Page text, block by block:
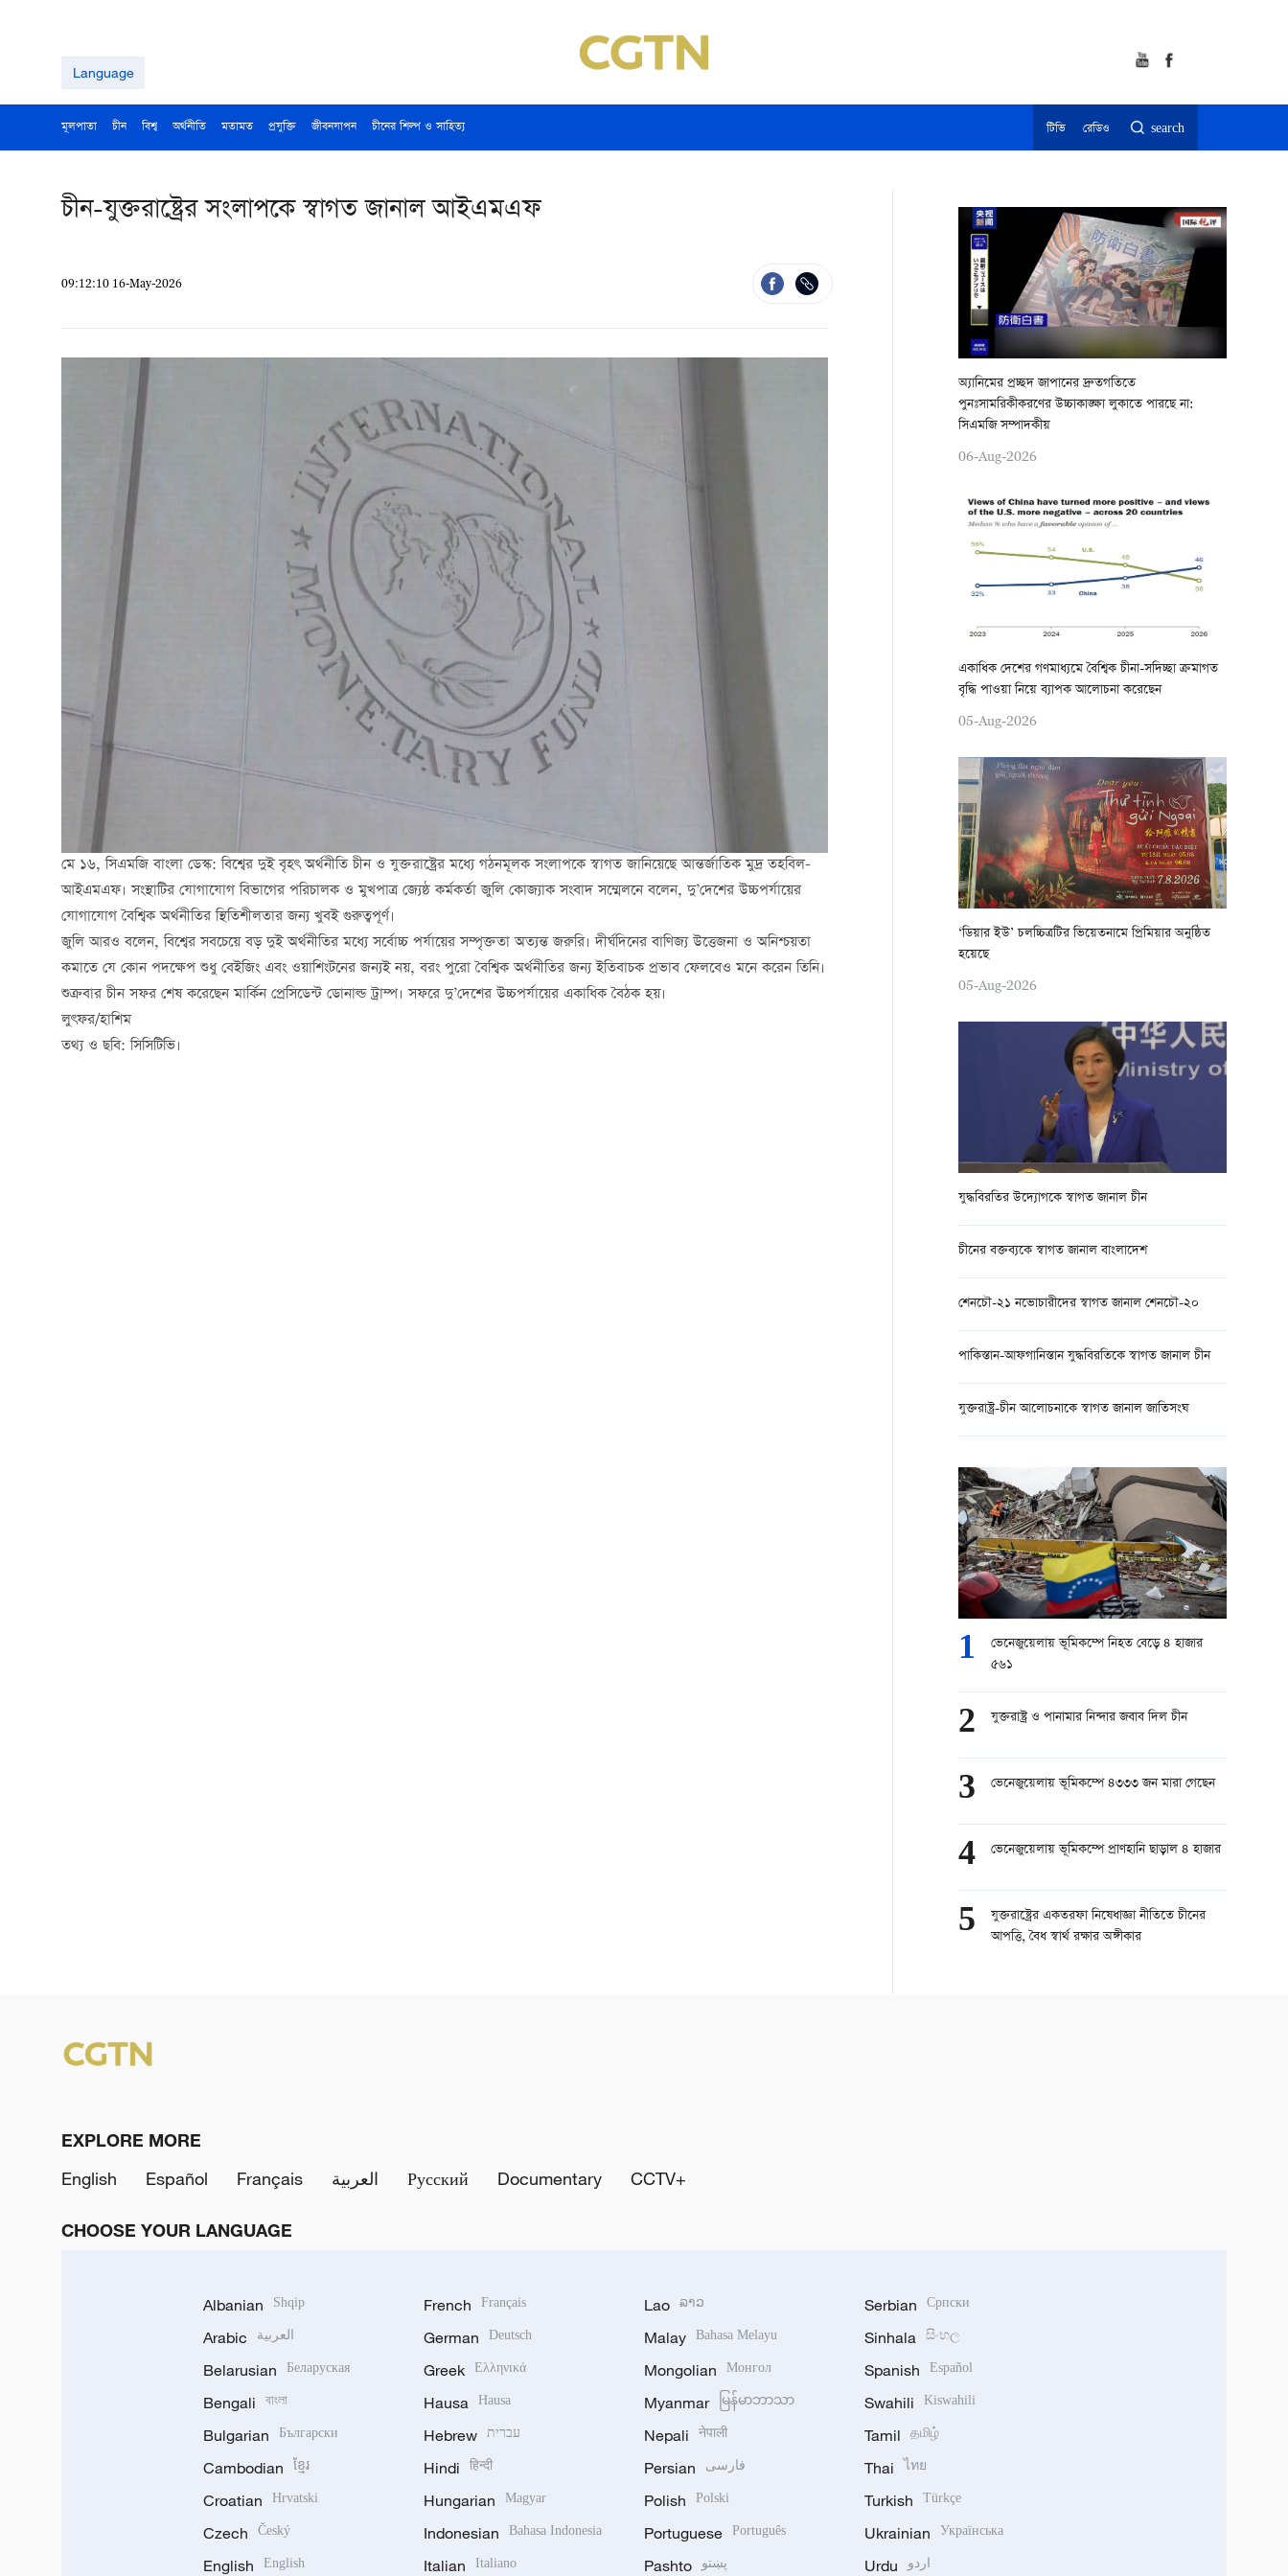
Language
মূলপাতা চীন বিশ্ব অর্থনীতি মতামত প্রযুক্তি জীবনযাপন চীনের শিল্প ও সাহিত্য টিভি রেডিও search
চীন-যুক্তরাষ্ট্রের সংলাপকে স্বাগত জানাল আইএমএফ
09:12:10 16-May-2026
মে ১৬, সিএমজি বাংলা ডেস্ক: বিশ্বের দুই বৃহৎ অর্থনীতি চীন ও যুক্তরাষ্ট্রের মধ্যে গঠনমূলক সংলাপকে স্বাগত জানিয়েছে আন্তর্জাতিক মুদ্র তহবিল-
আইএমএফ। সংস্থাটির যোগাযোগ বিভাগের পরিচালক ও মুখপাত্র জ্যেষ্ঠ কর্মকর্তা জুলি কোজ্যাক সংবাদ সম্মেলনে বলেন, দু’দেশের উচ্চপর্যায়ের
যোগাযোগ বৈশ্বিক অর্থনীতির স্থিতিশীলতার জন্য খুবই গুরুত্বপূর্ণ।
জুলি আরও বলেন, বিশ্বের সবচেয়ে বড় দুই অর্থনীতির মধ্যে সর্বোচ্চ পর্যায়ের সম্পৃক্ততা অত্যন্ত জরুরি। দীর্ঘদিনের বাণিজ্য উত্তেজনা ও অনিশ্চয়তা
কমাতে যে কোন পদক্ষেপ শুধু বেইজিং এবং ওয়াশিংটনের জন্যই নয়, বরং পুরো বৈশ্বিক অর্থনীতির জন্য ইতিবাচক প্রভাব ফেলবেও মনে করেন তিনি।
শুক্রবার চীন সফর শেষ করেছেন মার্কিন প্রেসিডেন্ট ডোনাল্ড ট্রাম্প। সফরে দু’দেশের উচ্চপর্যায়ের একাধিক বৈঠক হয়।
লুৎফর/হাশিম
তথ্য ও ছবি: সিসিটিভি।
অ্যানিমের প্রচ্ছদ জাপানের দ্রুতগতিতে
পুনঃসামরিকীকরণের উচ্চাকাঙ্ক্ষা লুকাতে পারছে না:
সিএমজি সম্পাদকীয়
06-Aug-2026
একাধিক দেশের গণমাধ্যমে বৈশ্বিক চীনা-সদিচ্ছা ক্রমাগত
বৃদ্ধি পাওয়া নিয়ে ব্যাপক আলোচনা করেছেন
05-Aug-2026
‘ডিয়ার ইউ’ চলচ্চিত্রটির ভিয়েতনামে প্রিমিয়ার অনুষ্ঠিত
হয়েছে
05-Aug-2026
যুদ্ধবিরতির উদ্যোগকে স্বাগত জানাল চীন
চীনের বক্তব্যকে স্বাগত জানাল বাংলাদেশ
শেনচৌ-২১ নভোচারীদের স্বাগত জানাল শেনচৌ-২০
পাকিস্তান-আফগানিস্তান যুদ্ধবিরতিকে স্বাগত জানাল চীন
যুক্তরাষ্ট্র-চীন আলোচনাকে স্বাগত জানাল জাতিসংঘ
1
ভেনেজুয়েলায় ভূমিকম্পে নিহত বেড়ে ৪ হাজার
৫৬১
2 যুক্তরাষ্ট্র ও পানামার নিন্দার জবাব দিল চীন
3 ভেনেজুয়েলায় ভূমিকম্পে ৪৩৩৩ জন মারা গেছেন
4 ভেনেজুয়েলায় ভূমিকম্পে প্রাণহানি ছাড়াল ৪ হাজার
5
যুক্তরাষ্ট্রের একতরফা নিষেধাজ্ঞা নীতিতে চীনের
আপত্তি, বৈধ স্বার্থ রক্ষার অঙ্গীকার
EXPLORE MORE
English
Español Français العربية Русский Documentary CCTV+
CHOOSE YOUR LANGUAGE
Albanian Shqip
Arabic العربية
Belarusian Беларуская
Bengali বাংলা
Bulgarian Български
Cambodian ខ្មែរ
Croatian Hrvatski
Czech Český
English English
French Français
German Deutsch
Greek Ελληνικά
Hausa Hausa
Hebrew עברית
Hindi हिन्दी
Hungarian Magyar
Indonesian Bahasa Indonesia
Italian Italiano
Lao ລາວ
Malay Bahasa Melayu
Mongolian Монгол
Myanmar မြန်မာဘာသာ
Nepali नेपाली
Persian فارسی
Polish Polski
Portuguese Português
Pashto پښتو
Serbian Српски
Sinhala සිංහල
Spanish Español
Swahili Kiswahili
Tamil தமிழ்
Thai ไทย
Turkish Türkçe
Ukrainian Українська
Urdu اردو